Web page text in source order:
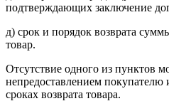
подтверждающих заключение
д) срок и порядок возврата
товар.
Отсутствие одного из пунктов
непредоставлением
сроках возврата товара.